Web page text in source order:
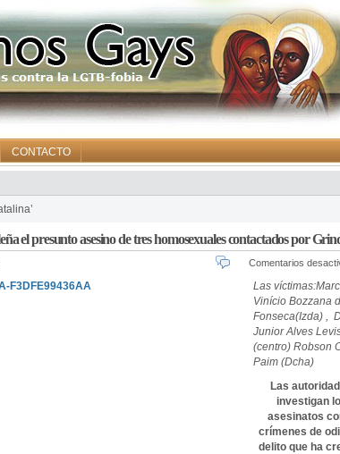
CONTACTO
el presunto asesino de tres homosexuales contactados por
Comentarios
Las
Vinício Bozzana
Fonseca(Izda) ,
Junior Alves
(centro) Robson
Paim (Dcha)
Las
investigan
asesinatos
crímenes de
delito que ha